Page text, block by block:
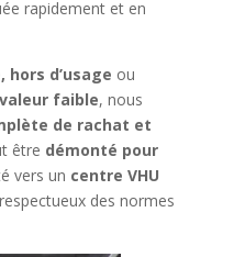
rapidement et en
d’usage ou
valeur faible, nous
de rachat et
être démonté pour
vers un centre VHU
des normes